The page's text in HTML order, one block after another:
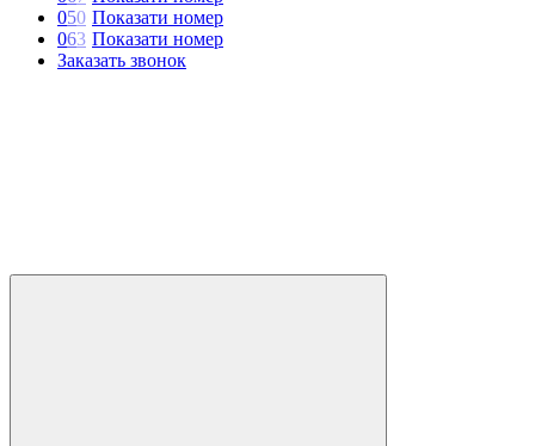
050 Показати номер
063 Показати номер
Заказать звонок